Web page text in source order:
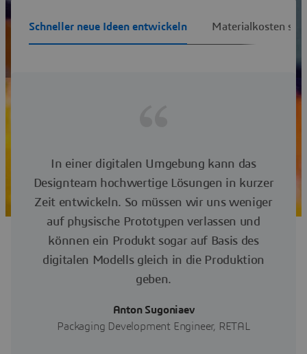
optimieren Sie gleichzeitig Produktionseffizienz und
Materialkosten
Schneller neue Ideen entwickeln Materialkosten
In einer digitalen Umgebung kann das
Designteam hochwertige Lösungen in kurzer
Zeit entwickeln. So müssen wir uns weniger
auf physische Prototypen verlassen und
können ein Produkt sogar auf Basis des
digitalen Modells gleich in die Produktion
geben.
Anton Sugoniaev
Packaging Development Engineer, RETAL